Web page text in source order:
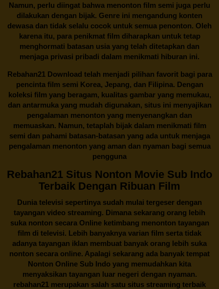
Namun, perlu diingat bahwa menonton film semi juga perlu
dilakukan dengan bijak. Genre ini mengandung konten
dewasa dan tidak selalu cocok untuk semua penonton. Oleh
karena itu, para penikmat film diharapkan untuk tetap
menghormati batasan usia yang telah ditetapkan dan
menjaga privasi pribadi dalam menikmati hiburan ini.
Rebahan21Download telah menjadi pilihan favorit bagi para
pencinta film semi Korea, Jepang, dan Filipina. Dengan
koleksi film yang beragam, kualitas gambar yang memukau,
dan antarmuka yang mudah digunakan, situs ini menyajikan
pengalaman menonton yang menyenangkan dan
memuaskan. Namun, tetaplah bijak dalam menikmati film
semi dan pahami batasan-batasan yang ada untuk menjaga
pengalaman menonton yang aman dan nyaman bagi semua
pengguna
Rebahan21 Situs Nonton Movie Sub Indo
Terbaik Dengan Ribuan Film
Dunia televisi sepertinya sudah mulai tergeser dengan
tayangan video streaming. Dimana sekarang orang lebih
suka nonton secara Online ketimbang menonton tayangan
film di televisi. Lebih banyaknya varian film serta tidak
adanya tayangan iklan membuat banyak orang lebih suka
nonton secara online. Apalagi sekarang ada banyak tempat
Nonton Online Sub Indo yang memudahkan kita
menyaksikan tayangan luar negeri dengan nyaman.
rebahan21 merupakan salah satu situs streaming terbaik